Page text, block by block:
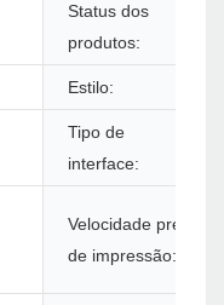
Status dos
produtos:
Estilo:
Tipo de
interface:
Velocidade preta
de impressão: